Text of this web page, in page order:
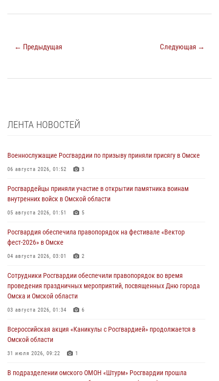
← Предыдущая Следующая →
ЛЕНТА НОВОСТЕЙ
Военнослужащие Росгвардии по призыву приняли присягу в Омске
06 августа 2026, 01:52 3
Росгвардейцы приняли участие в открытии памятника воинам
внутренних войск в Омской области
05 августа 2026, 01:51 5
Росгвардия обеспечила правопорядок на фестивале «Вектор
фест-2026» в Омске
04 августа 2026, 03:01 2
Сотрудники Росгвардии обеспечили правопорядок во время
проведения праздничных мероприятий, посвященных Дню города
Омска и Омской области
03 августа 2026, 01:34 6
Всероссийская акция «Каникулы с Росгвардией» продолжается в
Омской области
31 июля 2026, 09:22 1
В подразделении омского ОМОН «Штурм» Росгвардии прошла